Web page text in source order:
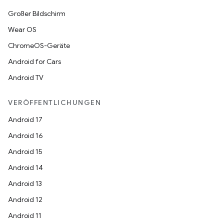
Großer Bildschirm
Wear OS
ChromeOS-Geräte
Android for Cars
Android TV
VERÖFFENTLICHUNGEN
Android 17
Android 16
Android 15
Android 14
Android 13
Android 12
Android 11